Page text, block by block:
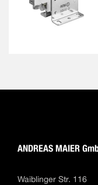
ANDREAS MAIER
Waiblinger Str. 116